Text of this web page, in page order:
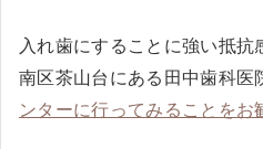
入れ歯にすることに強い抵
南区茶山台にある田中歯科医
ンターに行ってみることをお